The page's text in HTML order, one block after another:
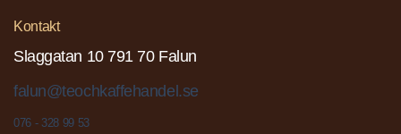
Kontakt
Slaggatan 10 791 70 Falun
falun@teochkaffehandel.se
076 - 328 99 53